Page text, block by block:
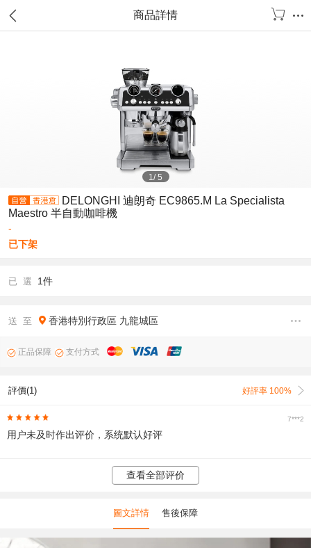
商品詳情
1/5
DELONGHI 迪朗奇 EC9865.M La Specialista
Maestro 半自動咖啡機
-
已下架
已 選 1件
送 至 香港特別行政區 九龍城區
正品保障 支付方式
評價(1) 好評率 100%
7***2
用户未及时作出评价，系统默认好评
查看全部评价
圖文詳情 售後保障